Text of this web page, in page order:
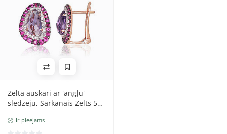
Zelta auskari ar 'angļu'
slēdzēju, Sarkanais Zelts 585
Briljanti , Rubīns , Ametists
Ir pieejams